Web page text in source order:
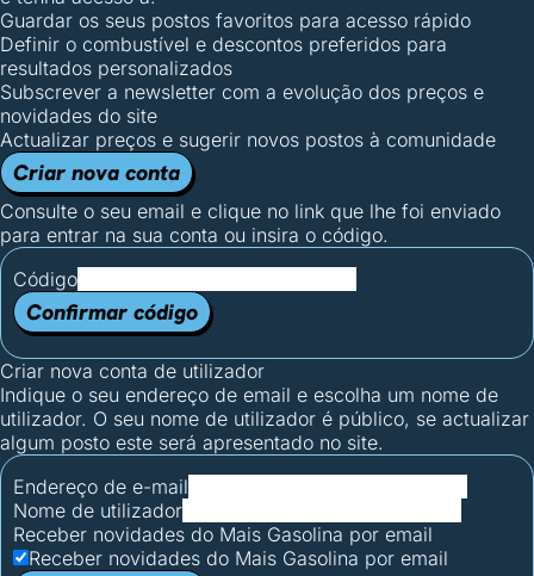
Guardar os seus postos favoritos para acesso rápido
Definir o combustível e descontos preferidos para
resultados personalizados
Subscrever a newsletter com a evolução dos preços e
novidades do site
Actualizar preços e sugerir novos postos à comunidade
Criar nova conta
Consulte o seu email e clique no link que lhe foi enviado
para entrar na sua conta ou insira o código.
Código
Confirmar código
Criar nova conta de utilizador
Indique o seu endereço de email e escolha um nome de
utilizador. O seu nome de utilizador é público, se actualizar
algum posto este será apresentado no site.
Endereço de e-mail
Nome de utilizador
Receber novidades do Mais Gasolina por email
Receber novidades do Mais Gasolina por email